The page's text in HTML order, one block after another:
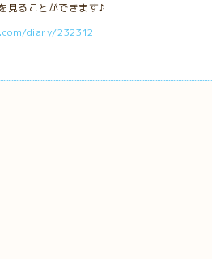
見ることができます♪
diary/232312